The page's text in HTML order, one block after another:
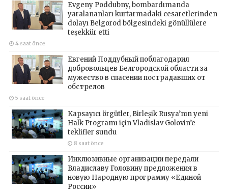
Evgeny Poddubny, bombardımanda
yaralananları kurtarmadaki cesaretlerinden
dolayı Belgorod bölgesindeki gönüllülere
teşekkür etti
4 saat önce
Евгений Поддубный поблагодарил
добровольцев Белгородской области за
мужество в спасении пострадавших от
обстрелов
5 saat önce
Kapsayıcı örgütler, Birleşik Rusya’nın yeni
Halk Programı için Vladislav Golovin’e
teklifler sundu
8 saat önce
Инклюзивные организации передали
Владиславу Головину предложения в
новую Народную программу «Единой
России»